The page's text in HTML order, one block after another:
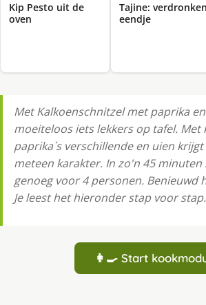
Kip Pesto uit de
oven
Tajine: verdronken
eendje
Met Kalkoenschnitzel met paprika
moeiteloos iets lekkers op tafel. Met
paprika`s verschillende en uien
meteen karakter. In zo'n 45
genoeg voor 4 personen. Benieuwd
Je leest het hieronder stap voor stap.
👩‍🍳 Start